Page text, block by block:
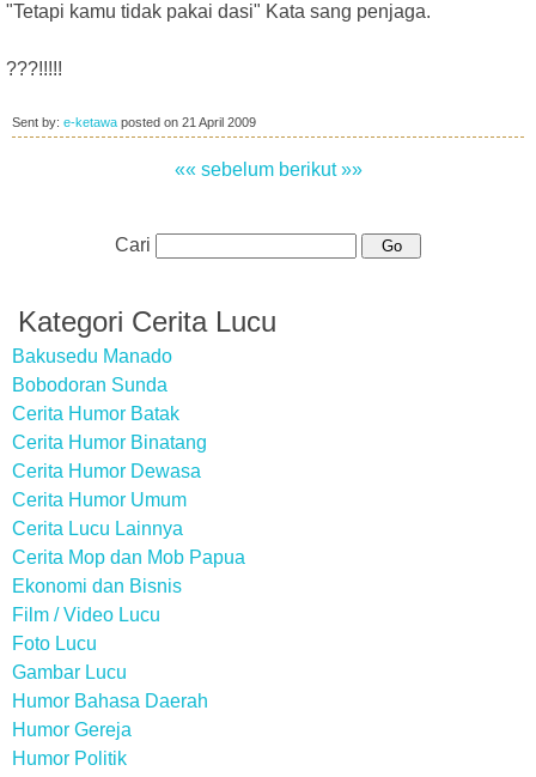
"Tetapi kamu tidak pakai dasi" Kata sang penjaga.
???!!!!!
Sent by: e-ketawa posted on 21 April 2009
«« sebelum berikut »»
Cari
Kategori Cerita Lucu
Bakusedu Manado
Bobodoran Sunda
Cerita Humor Batak
Cerita Humor Binatang
Cerita Humor Dewasa
Cerita Humor Umum
Cerita Lucu Lainnya
Cerita Mop dan Mob Papua
Ekonomi dan Bisnis
Film / Video Lucu
Foto Lucu
Gambar Lucu
Humor Bahasa Daerah
Humor Gereja
Humor Politik